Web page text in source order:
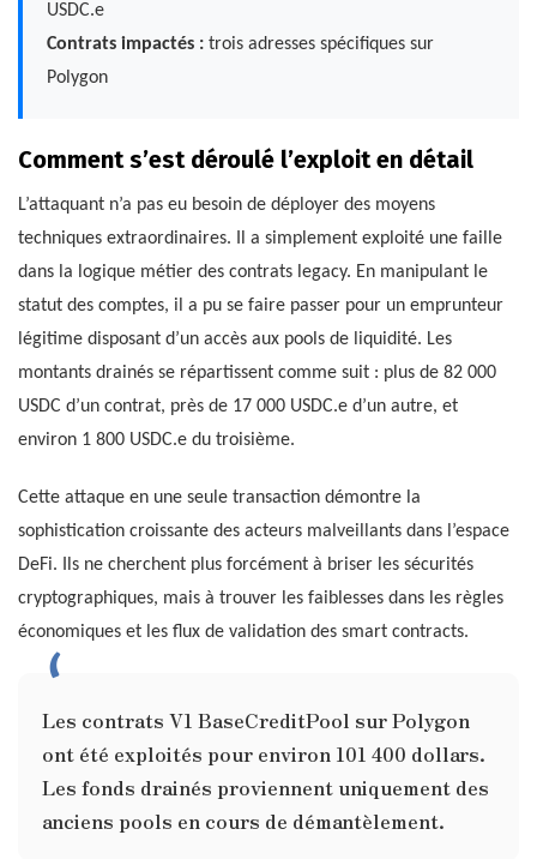
USDC.e
Contrats impactés : trois adresses spécifiques sur
Polygon
Comment s’est déroulé l’exploit en détail
L’attaquant n’a pas eu besoin de déployer des moyens
techniques extraordinaires. Il a simplement exploité une faille
dans la logique métier des contrats legacy. En manipulant le
statut des comptes, il a pu se faire passer pour un emprunteur
légitime disposant d’un accès aux pools de liquidité. Les
montants drainés se répartissent comme suit : plus de 82 000
USDC d’un contrat, près de 17 000 USDC.e d’un autre, et
environ 1 800 USDC.e du troisième.
Cette attaque en une seule transaction démontre la
sophistication croissante des acteurs malveillants dans l’espace
DeFi. Ils ne cherchent plus forcément à briser les sécurités
cryptographiques, mais à trouver les faiblesses dans les règles
économiques et les flux de validation des smart contracts.
Les contrats V1 BaseCreditPool sur Polygon
ont été exploités pour environ 101 400 dollars.
Les fonds drainés proviennent uniquement des
anciens pools en cours de démantèlement.